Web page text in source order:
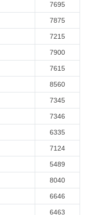
7695
7875
7215
7900
7615
8560
7345
7346
6335
7124
5489
8040
6646
6463